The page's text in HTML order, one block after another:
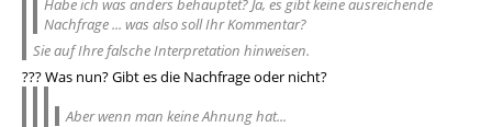
Habe ich was anders behauptet? Ja, es gibt keine ausreichende
Nachfrage ... was also soll Ihr Kommentar?
Sie auf Ihre falsche Interpretation hinweisen.
??? Was nun? Gibt es die Nachfrage oder nicht?
Aber wenn man keine Ahnung hat...